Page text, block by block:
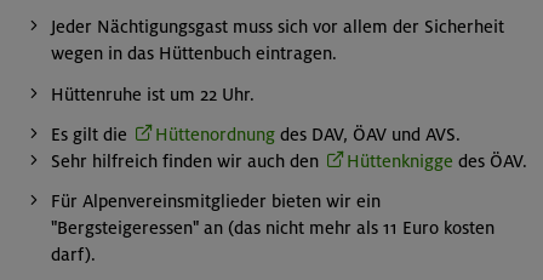
Jeder Nächtigungsgast muss sich vor allem der Sicherheit
wegen in das Hüttenbuch eintragen.
Hüttenruhe ist um 22 Uhr.
Es gilt die
Hüttenordnung des DAV, ÖAV und AVS.
Sehr hilfreich finden wir auch den
Hüttenknigge des ÖAV.
Für Alpenvereinsmitglieder bieten wir ein
"Bergsteigeressen" an (das nicht mehr als 11 Euro kosten
darf).